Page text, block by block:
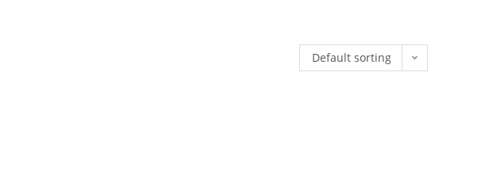
Default sorting